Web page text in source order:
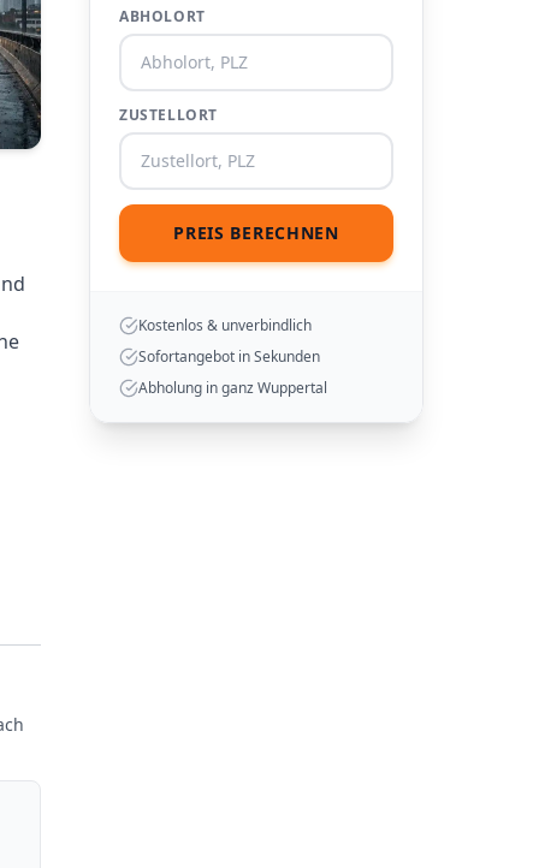
ABHOLORT
ZUSTELLORT
PREIS BERECHNEN
Kostenlos & unverbindlich
Sofortangebot in Sekunden
Abholung in ganz Wuppertal